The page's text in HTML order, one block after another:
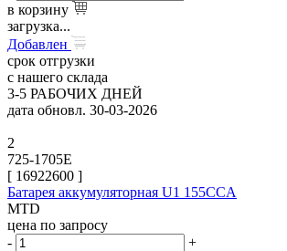
в корзину
загрузка...
Добавлен
срок отгрузки
с нашего склада
3-5 РАБОЧИХ ДНЕЙ
дата обновл. 30-03-2026
2
725-1705E
[ 16922600 ]
Батарея аккумуляторная U1 155CCA
MTD
цена по запросу
-
+